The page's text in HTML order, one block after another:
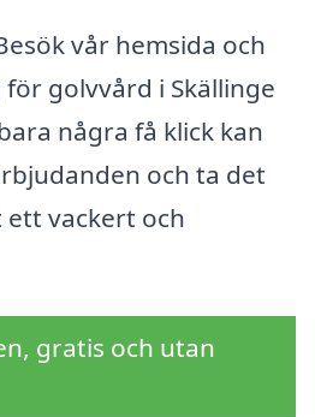
vår hemsida och
golvvård i Skällinge
några få klick kan
och ta det
vackert och
gratis och utan